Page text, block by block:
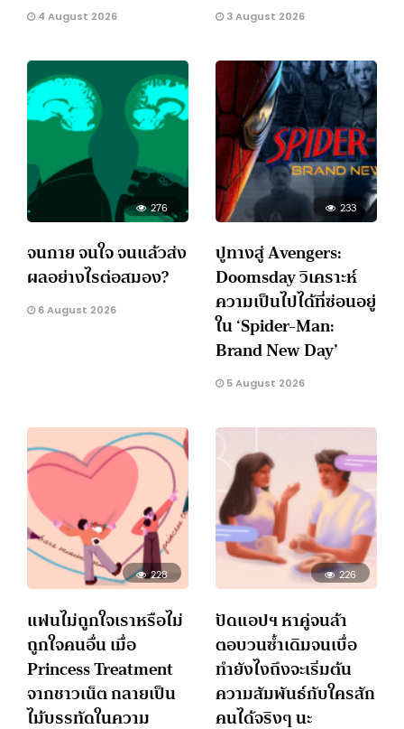
4 August 2026 3 August 2026
276
จนกาย จนใจ จนแล้วส่ง
ผลอย่างไรต่อสมอง?
6 August 2026
233
ปูทางสู่ Avengers:
Doomsday วิเคราะห์
ความเป็นไปได้ที่ซ่อนอยู่
ใน ‘Spider-Man:
Brand New Day’
5 August 2026
228
แฟนไม่ถูกใจเราหรือไม่
ถูกใจคนอื่น เมื่อ
Princess Treatment
จากชาวเน็ต กลายเป็น
ไม้บรรทัดในความ
226
ปัดแอปฯ หาคู่จนล้า
ตอบวนซ้ำเดิมจนเบื่อ
ทำยังไงถึงจะเริ่มต้น
ความสัมพันธ์กับใครสัก
คนได้จริงๆ นะ